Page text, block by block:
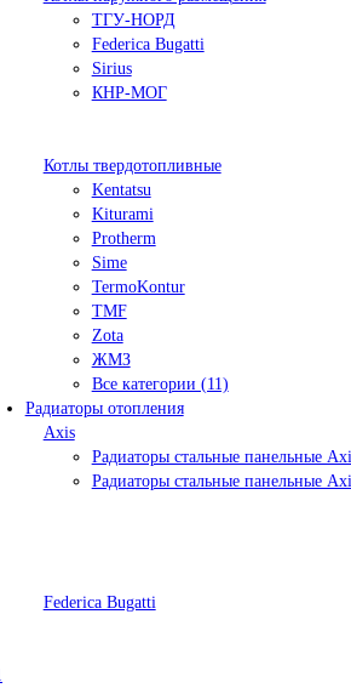
ТГУ-НОРД
Federica Bugatti
Sirius
КНР-МОГ
Котлы твердотопливные
Kentatsu
Kiturami
Protherm
Sime
TermoKontur
TMF
Zota
ЖМЗ
Все категории (11)
Радиаторы отопления
Axis
Радиаторы стальные панельные
Радиаторы стальные панельные
Federica Bugatti